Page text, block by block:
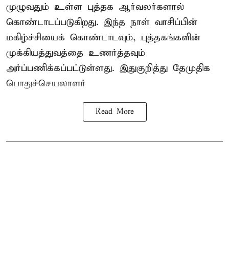
முழுவதும் உள்ள புத்தக ஆர்வலர்களால்
கொண்டாடப்படுகிறது. இந்த நாள் வாசிப்பின்
மகிழ்ச்சியைக் கொண்டாடவும், புத்தகங்களின்
முக்கியத்துவத்தை உணர்த்தவும்
அர்ப்பணிக்கப்பட்டுள்ளது. இதுகுறித்து தேமுதிக
பொதுச்செயலாளர்
Read More